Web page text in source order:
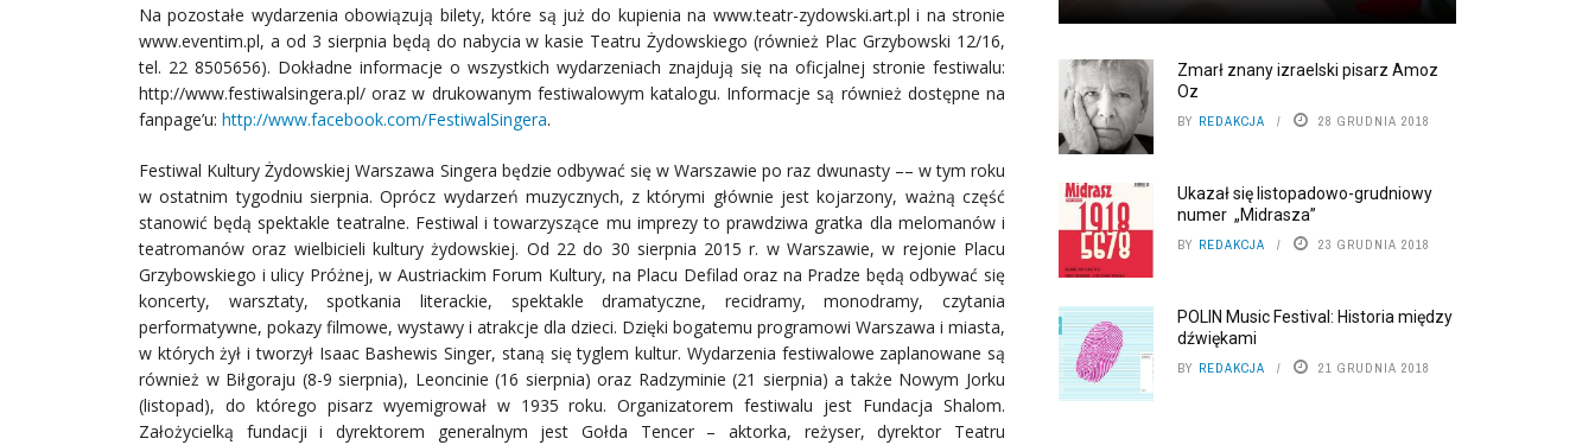
Na pozostałe wydarzenia obowiązują bilety, które są już do kupienia na www.teatr-zydowski.art.pl i na stronie
www.eventim.pl, a od 3 sierpnia będą do nabycia w kasie Teatru Żydowskiego (również Plac Grzybowski 12/16,
tel. 22 8505656). Dokładne informacje o wszystkich wydarzeniach znajdują się na oficjalnej stronie festiwalu:
http://www.festiwalsingera.pl/ oraz w drukowanym festiwalowym katalogu. Informacje są również dostępne na
fanpage’u: http://www.facebook.com/FestiwalSingera.
Festiwal Kultury Żydowskiej Warszawa Singera będzie odbywać się w Warszawie po raz dwunasty –– w tym roku
w ostatnim tygodniu sierpnia. Oprócz wydarzeń muzycznych, z którymi głównie jest kojarzony, ważną część
stanowić będą spektakle teatralne. Festiwal i towarzyszące mu imprezy to prawdziwa gratka dla melomanów i
teatromanów oraz wielbicieli kultury żydowskiej. Od 22 do 30 sierpnia 2015 r. w Warszawie, w rejonie Placu
Grzybowskiego i ulicy Próżnej, w Austriackim Forum Kultury, na Placu Defilad oraz na Pradze będą odbywać się
koncerty, warsztaty, spotkania literackie, spektakle dramatyczne, recidramy, monodramy, czytania
performatywne, pokazy filmowe, wystawy i atrakcje dla dzieci. Dzięki bogatemu programowi Warszawa i miasta,
w których żył i tworzył Isaac Bashewis Singer, staną się tyglem kultur. Wydarzenia festiwalowe zaplanowane są
również w Biłgoraju (8-9 sierpnia), Leoncinie (16 sierpnia) oraz Radzyminie (21 sierpnia) a także Nowym Jorku
(listopad), do którego pisarz wyemigrował w 1935 roku. Organizatorem festiwalu jest Fundacja Shalom.
Założycielką fundacji i dyrektorem generalnym jest Gołda Tencer – aktorka, reżyser, dyrektor Teatru
Zmarł znany izraelski pisarz Amoz
Oz
BY REDAKCJA 28 GRUDNIA 2018
Ukazał się listopadowo-grudniowy
numer „Midrasza”
BY REDAKCJA 23 GRUDNIA 2018
POLIN Music Festival: Historia między
dźwiękami
BY REDAKCJA 21 GRUDNIA 2018